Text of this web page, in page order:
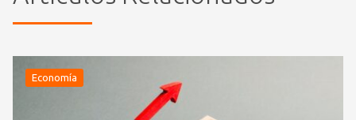
Economía